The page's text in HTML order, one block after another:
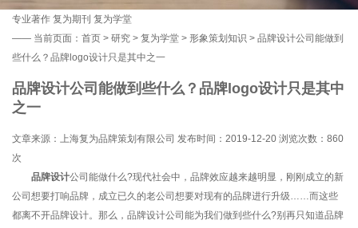
专业著作 复为期刊 复为学堂
—— 当前页面： 首页 > 研究 > 复为学堂 > 形象策划知识 > 品牌设计公司能做到
些什么？品牌logo设计只是其中之一
品牌设计公司能做到些什么？品牌logo设计只是其中
之一
文章来源：上海复为品牌策划有限公司 发布时间：2019-12-20 浏览次数： 860
次
品牌设计公司能做什么?现代社会中，品牌效应越来越明显，刚刚成立的新
公司想要打响品牌，成立已久的老公司想要对现有的品牌进行升级……而这些
都离不开品牌设计。那么，品牌设计公司能为我们做到些什么?别再只知道品牌